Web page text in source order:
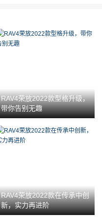
RAV4荣放2022款型格升级，
带你告别无趣
RAV4荣放2022款在传承中创
新，实力再进阶